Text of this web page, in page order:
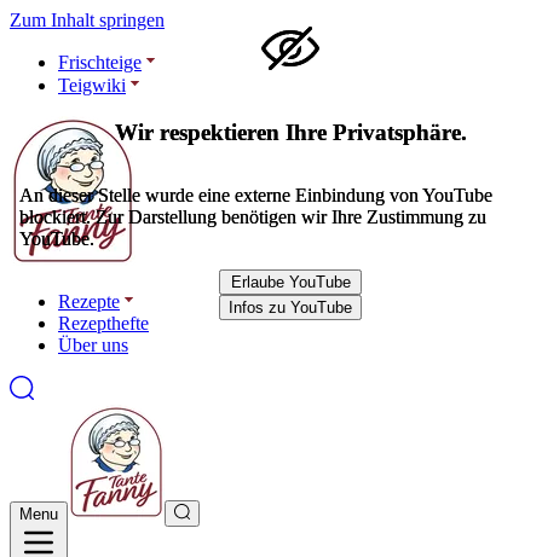
Zum Inhalt springen
Frischteige
Teigwiki
Rezepte
Rezepthefte
Über uns
Menu
Wir respektieren Ihre Privatsphäre.
An dieser Stelle wurde eine externe Einbindung von YouTube
blockiert. Zur Darstellung benötigen wir Ihre Zustimmung zu
YouTube.
Erlaube YouTube
Infos zu YouTube
Wir respektieren Ihre Privatsphäre.
An dieser Stelle wurde eine externe Einbindung von YouTube
blockiert. Zur Darstellung benötigen wir Ihre Zustimmung zu
YouTube.
Erlaube YouTube
Infos zu YouTube